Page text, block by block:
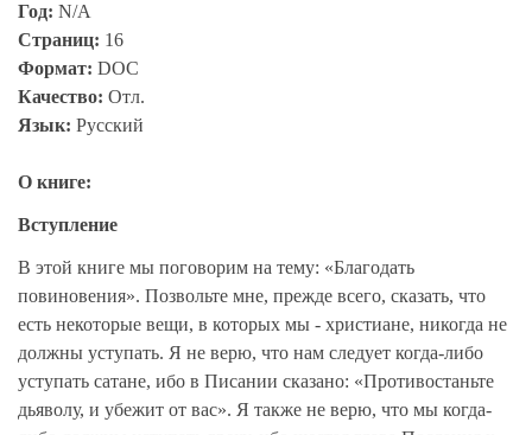
Год: N/A
Страниц: 16
Формат: DOC
Качество: Отл.
Язык: Русский
О книге:
Вступление
В этой книге мы поговорим на тему: «Благодать
повиновения». Позвольте мне, прежде всего, сказать, что
есть некоторые вещи, в которых мы - христиане, никогда не
должны уступать. Я не верю, что нам следует когда-либо
уступать сатане, ибо в Писании сказано: «Противостаньте
дьяволу, и убежит от вас». Я также не верю, что мы когда-